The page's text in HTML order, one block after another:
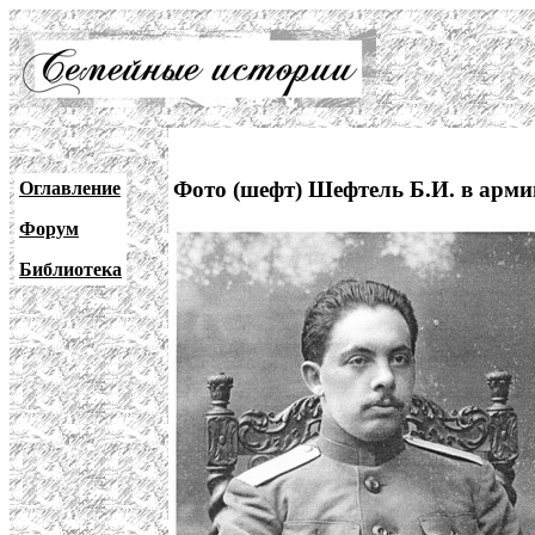
Оглавление
Форум
Библиотека
Фото (шефт) Шефтель Б.И. в